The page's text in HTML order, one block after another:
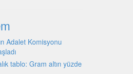
Adalet Komisyonu
tablo: Gram altın yüzde